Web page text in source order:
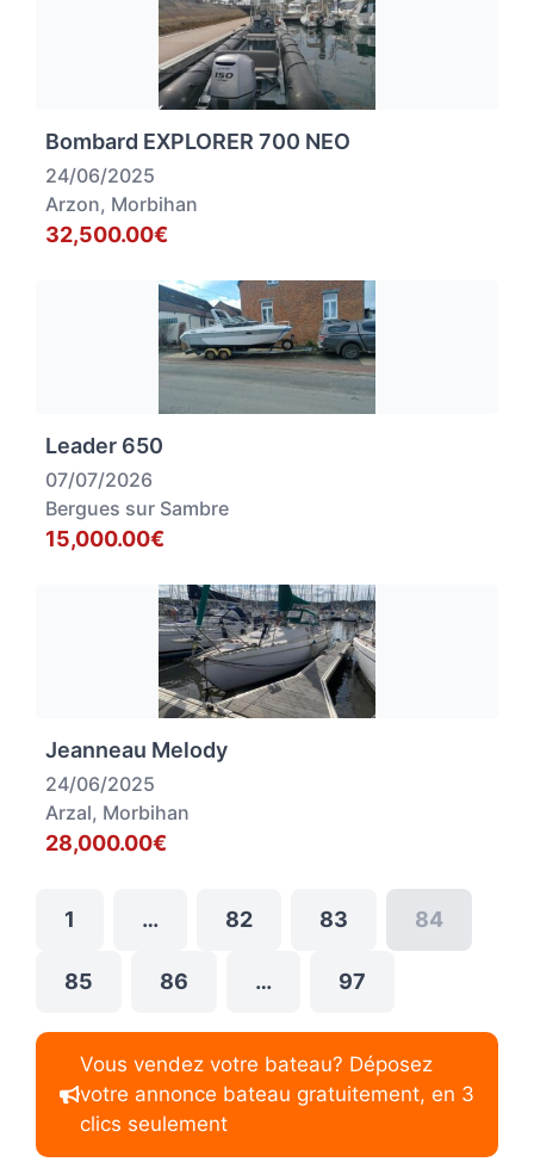
Bombard EXPLORER 700 NEO
24/06/2025
Arzon, Morbihan
32,500.00€
Leader 650
07/07/2026
Bergues sur Sambre
15,000.00€
Jeanneau Melody
24/06/2025
Arzal, Morbihan
28,000.00€
1 … 82 83 84
85 86 … 97
Vous vendez votre bateau? Déposez
votre annonce bateau gratuitement, en 3
clics seulement